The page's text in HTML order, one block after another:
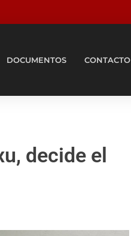
DOCUMENTOS CONTACTO
decide el